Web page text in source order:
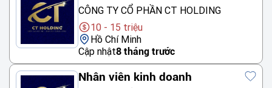
CÔNG TY CỔ PHẦN CT HOLDING
10 - 15 triệu
Hồ Chí Minh
Cập nhật8 tháng trước
Nhân viên kinh doanh